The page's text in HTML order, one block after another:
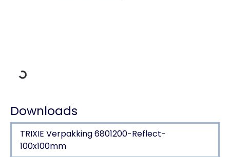
Gegevens laden
Downloads
TRIXIE Verpakking 6801200-Reflect-
100x100mm